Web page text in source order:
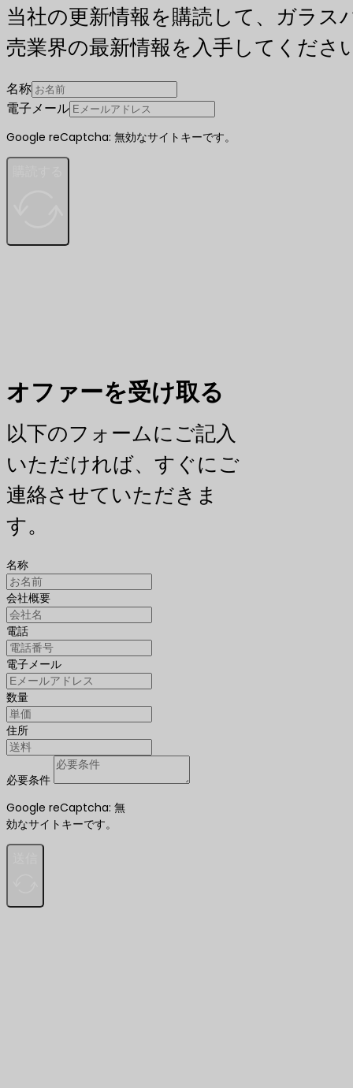
当社の更新情報を購読して、ガラス
売業界の最新情報を入手してくださ
名称
電子メール
Google reCaptcha: 無効なサイトキーです。
オファーを受け取る
以下のフォームにご記入
いただければ、すぐにご
連絡させていただきま
す。
名称
会社概要
電話
電子メール
数量
住所
必要条件
Google reCaptcha: 無
効なサイトキーです。